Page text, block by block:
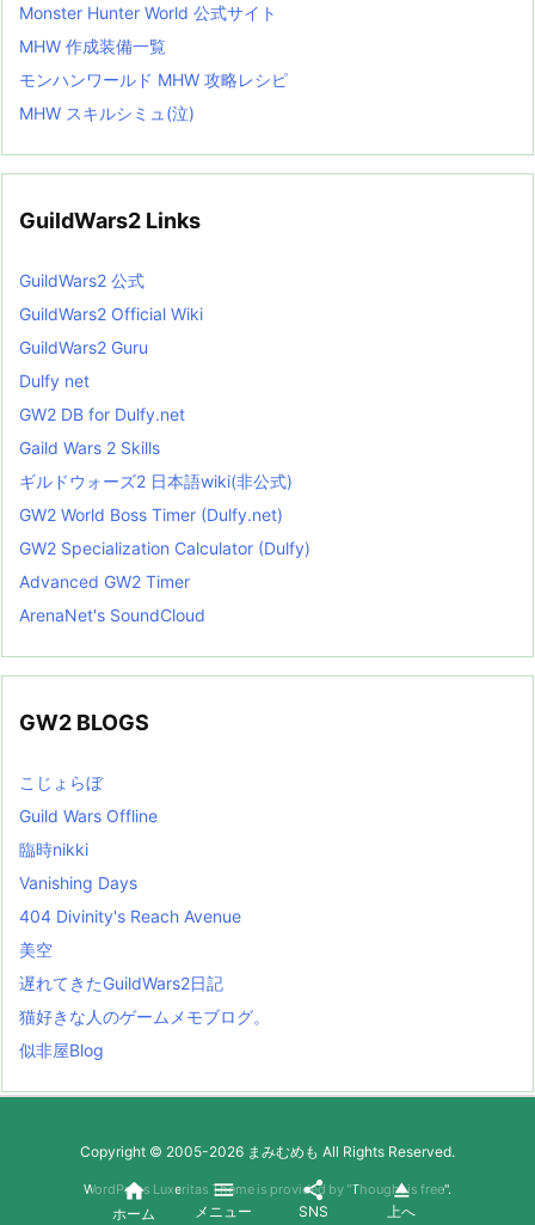
Monster Hunter World 公式サイト
MHW 作成装備一覧
モンハンワールド MHW 攻略レシピ
MHW スキルシミュ(泣)
GuildWars2 Links
GuildWars2 公式
GuildWars2 Official Wiki
GuildWars2 Guru
Dulfy net
GW2 DB for Dulfy.net
Gaild Wars 2 Skills
ギルドウォーズ2 日本語wiki(非公式)
GW2 World Boss Timer (Dulfy.net)
GW2 Specialization Calculator (Dulfy)
Advanced GW2 Timer
ArenaNet's SoundCloud
GW2 BLOGS
こじょらぼ
Guild Wars Offline
臨時nikki
Vanishing Days
404 Divinity's Reach Avenue
美空
遅れてきたGuildWars2日記
猫好きな人のゲームメモブログ。
似非屋Blog
Copyright © 2005-2026 まみむめも All Rights Reserved.
WordPress Luxeritas Theme is provided by "Thought is free".

ホーム

メニュー

SNS

上へ